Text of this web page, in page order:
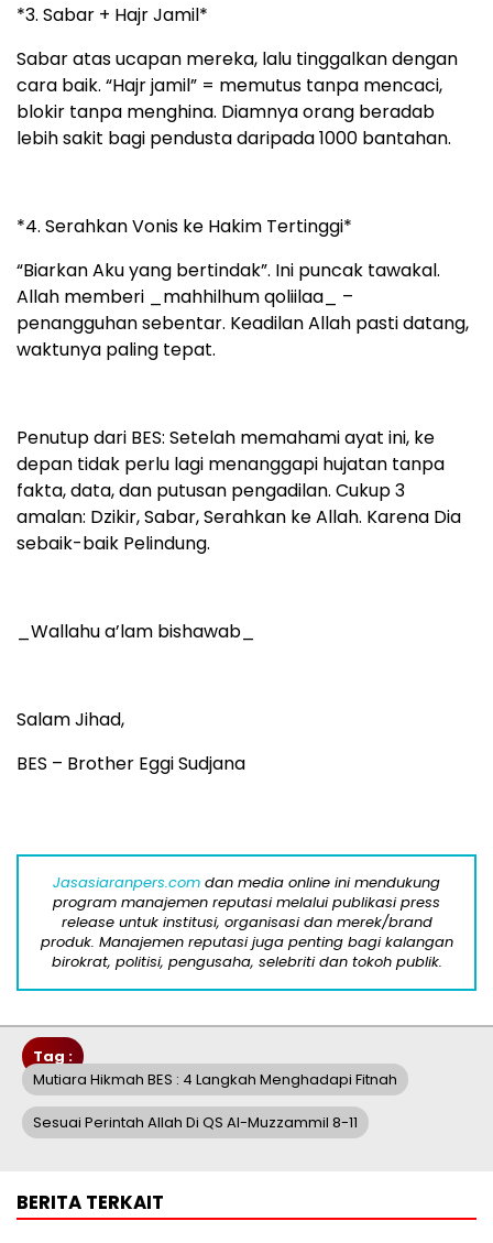
*3. Sabar + Hajr Jamil*
Sabar atas ucapan mereka, lalu tinggalkan dengan
cara baik. “Hajr jamil” = memutus tanpa mencaci,
blokir tanpa menghina. Diamnya orang beradab
lebih sakit bagi pendusta daripada 1000 bantahan.
*4. Serahkan Vonis ke Hakim Tertinggi*
“Biarkan Aku yang bertindak”. Ini puncak tawakal.
Allah memberi _mahhilhum qoliilaa_ –
penangguhan sebentar. Keadilan Allah pasti datang,
waktunya paling tepat.
Penutup dari BES: Setelah memahami ayat ini, ke
depan tidak perlu lagi menanggapi hujatan tanpa
fakta, data, dan putusan pengadilan. Cukup 3
amalan: Dzikir, Sabar, Serahkan ke Allah. Karena Dia
sebaik-baik Pelindung.
_Wallahu a’lam bishawab_
Salam Jihad,
BES – Brother Eggi Sudjana
Jasasiaranpers.com dan media online ini mendukung
program manajemen reputasi melalui publikasi press
release untuk institusi, organisasi dan merek/brand
produk. Manajemen reputasi juga penting bagi kalangan
birokrat, politisi, pengusaha, selebriti dan tokoh publik.
Tag :
Mutiara Hikmah BES : 4 Langkah Menghadapi Fitnah
Sesuai Perintah Allah Di QS Al-Muzzammil 8-11
BERITA TERKAIT